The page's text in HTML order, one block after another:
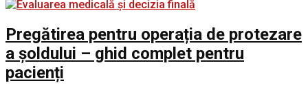
Pregătirea pentru operația de protezare
a șoldului – ghid complet pentru
pacienți